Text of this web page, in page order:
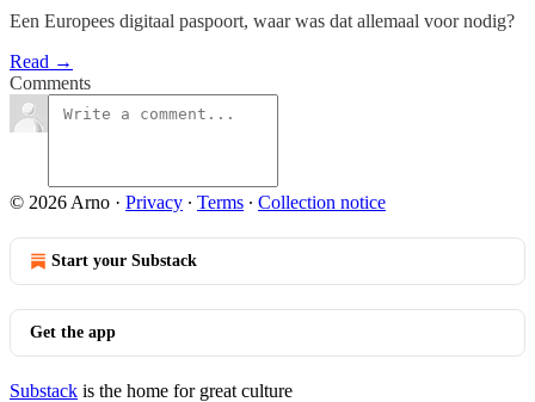
Een Europees digitaal paspoort, waar was dat allemaal voor nodig?
Read →
Comments
© 2026 Arno · Privacy ∙ Terms ∙ Collection notice
Start your Substack
Get the app
Substack is the home for great culture